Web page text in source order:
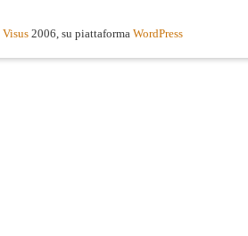
Visus 2006, su piattaforma WordPress